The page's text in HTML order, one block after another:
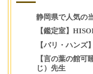
静岡県で人気の
【鑑定室】
【バリ・ハンズ
【言の葉の館可
じ）先生